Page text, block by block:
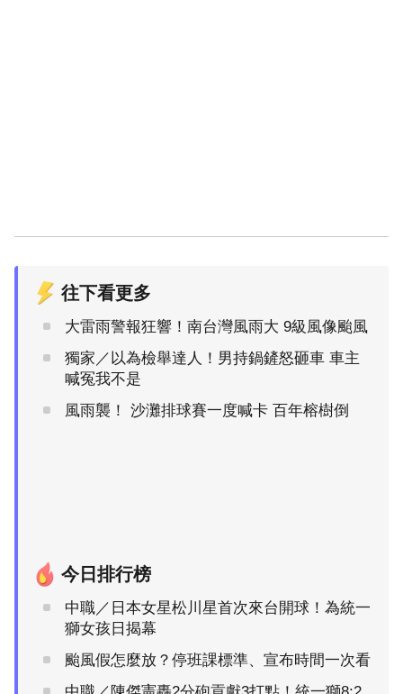
往下看更多
大雷雨警報狂響！南台灣風雨大 9級風像颱風
獨家／以為檢舉達人！男持鍋鏟怒砸車 車主
喊冤我不是
風雨襲！ 沙灘排球賽一度喊卡 百年榕樹倒
今日排行榜
中職／日本女星松川星首次來台開球！為統一
獅女孩日揭幕
颱風假怎麼放？停班課標準、宣布時間一次看